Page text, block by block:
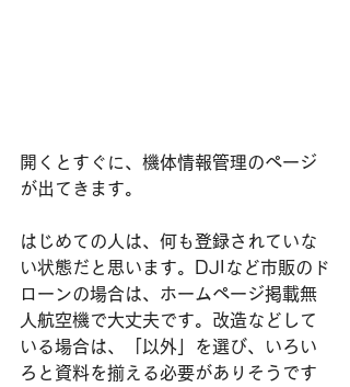
開くとすぐに、機体情報管理のページ
が出てきます。
はじめての人は、何も登録されていな
い状態だと思います。DJIなど市販のド
ローンの場合は、ホームページ掲載無
人航空機で大丈夫です。改造などして
いる場合は、「以外」を選び、いろい
ろと資料を揃える必要がありそうです